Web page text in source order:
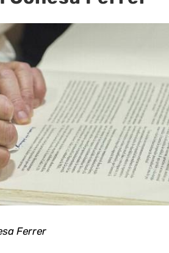
Ferrer